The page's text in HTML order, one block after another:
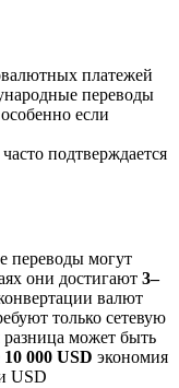
платежей
переводы
если
подтверждается
переводы могут
они достигают 3–
валют
только сетевую
может быть
10 000 USD экономия
USD